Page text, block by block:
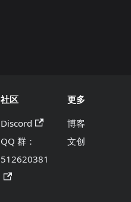
社区
Discord
QQ 群：
512620381
更多
博客
文创